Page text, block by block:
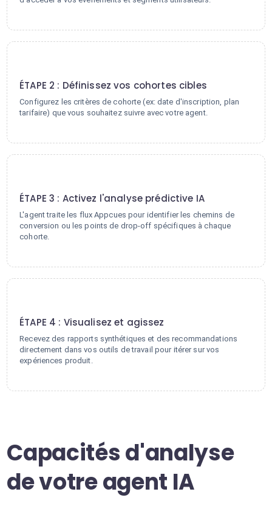
ÉTAPE 2 : Définissez vos cohortes cibles
Configurez les critères de cohorte (ex: date d'inscription, plan
tarifaire) que vous souhaitez suivre avec votre agent.
ÉTAPE 3 : Activez l'analyse prédictive IA
L'agent traite les flux Appcues pour identifier les chemins de
conversion ou les points de drop-off spécifiques à chaque
cohorte.
ÉTAPE 4 : Visualisez et agissez
Recevez des rapports synthétiques et des recommandations
directement dans vos outils de travail pour itérer sur vos
expériences produit.
Capacités d'analyse
de votre agent IA